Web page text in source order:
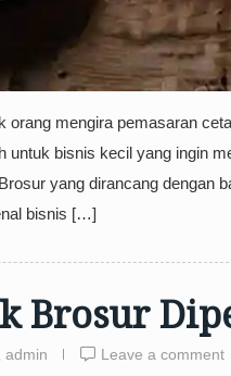
orang mengira pemasaran
untuk bisnis kecil yang ingin
yang dirancang dengan
bisnis […]
Brosur
admin Leave a comment